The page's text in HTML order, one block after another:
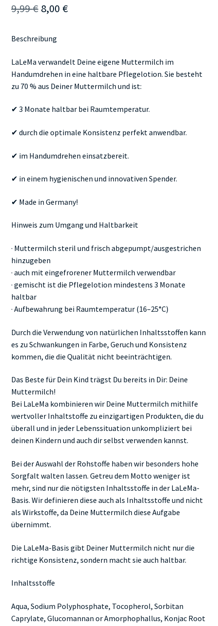
9,99€ Ursprünglicher
war:
9,99 €
8,00 €Aktueller
8,00 €.
Beschreibung
LaLeMa verwandelt Deine eigene Muttermilch im
Handumdrehen in eine haltbare Pflegelotion. Sie besteht
zu 70 % aus Deiner Muttermilch und ist:
✔ 3 Monate haltbar bei Raumtemperatur.
✔ durch die optimale Konsistenz perfekt anwendbar.
✔ im Handumdrehen einsatzbereit.
✔ in einem hygienischen und innovativen Spender.
✔ Made in Germany!
Hinweis zum Umgang und Haltbarkeit
· Muttermilch steril und frisch abgepumpt/ausgestrichen
hinzugeben
· auch mit eingefrorener Muttermilch verwendbar
· gemischt ist die Pflegelotion mindestens 3 Monate
haltbar
· Aufbewahrung bei Raumtemperatur (16–25°C)
Durch die Verwendung von natürlichen Inhaltsstoffen kann
es zu Schwankungen in Farbe, Geruch und Konsistenz
kommen, die die Qualität nicht beeinträchtigen.
Das Beste für Dein Kind trägst Du bereits in Dir: Deine
Muttermilch!
Bei LaLeMa kombinieren wir Deine Muttermilch mithilfe
wertvoller Inhaltstoffe zu einzigartigen Produkten, die du
überall und in jeder Lebenssituation unkompliziert bei
deinen Kindern und auch dir selbst verwenden kannst.
Bei der Auswahl der Rohstoffe haben wir besonders hohe
Sorgfalt walten lassen. Getreu dem Motto weniger ist
mehr, sind nur die nötigsten Inhaltsstoffe in der LaLeMa-
Basis. Wir definieren diese auch als Inhaltsstoffe und nicht
als Wirkstoffe, da Deine Muttermilch diese Aufgabe
übernimmt.
Die LaLeMa-Basis gibt Deiner Muttermilch nicht nur die
richtige Konsistenz, sondern macht sie auch haltbar.
Inhaltsstoffe
Aqua, Sodium Polyphosphate, Tocopherol, Sorbitan
Caprylate, Glucomannan or Amorphophallus, Konjac Root